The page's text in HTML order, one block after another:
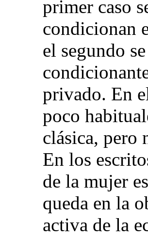
primer caso
condicionan
el segundo
privado. En
poco
clásica, pero
En los
de la mujer
queda en la
activa de la